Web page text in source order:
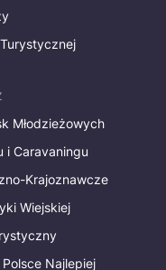
Młodzieżowych
i Caravaningu
Krajoznawcze
Wiejskiej
Najlepiej